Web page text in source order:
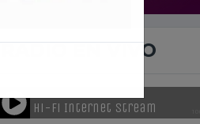
RADIO EN VIVO